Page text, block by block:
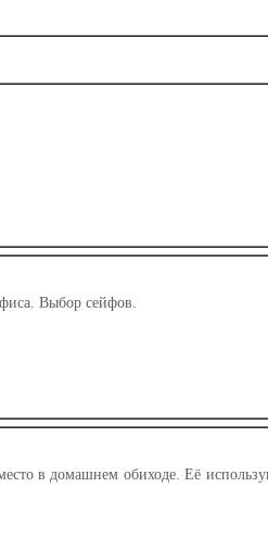
Выбор сейфов.
в домашнем обиходе. Её